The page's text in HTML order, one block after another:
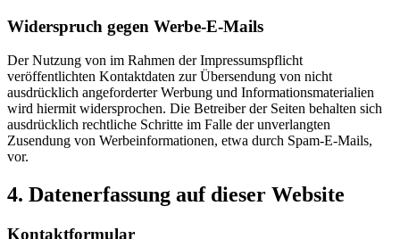
Widerspruch gegen Werbe-E-Mails
Der Nutzung von im Rahmen der Impressumspflicht
veröffentlichten Kontaktdaten zur Übersendung von nicht
ausdrücklich angeforderter Werbung und Informationsmaterialien
wird hiermit widersprochen. Die Betreiber der Seiten behalten sich
ausdrücklich rechtliche Schritte im Falle der unverlangten
Zusendung von Werbeinformationen, etwa durch Spam-E-Mails,
vor.
4. Datenerfassung auf dieser Website
Kontaktformular